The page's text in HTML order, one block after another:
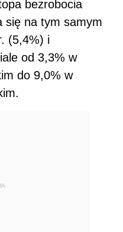
bezrobocia
się na tym samym
(5,4%) i
od 3,3% w
do 9,0% w